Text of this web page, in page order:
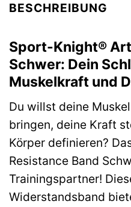
BESCHREIBUNG
Sport-Knight®
Schwer: Dein
Muskelkraft und
Du willst deine
bringen, deine Kraft
Körper definieren?
Resistance Band
Trainingspartner!
Widerstandsband